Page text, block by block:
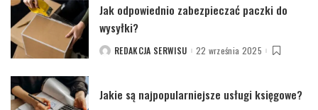
Jak odpowiednio zabezpieczać paczki do
wysyłki?
POSTEDREDAKCJA SERWISU 22 września 2025
Jakie są najpopularniejsze usługi księgowe?